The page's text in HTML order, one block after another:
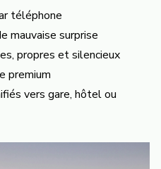
téléphone
mauvaise surprise
propres et silencieux
premium
vers gare, hôtel ou